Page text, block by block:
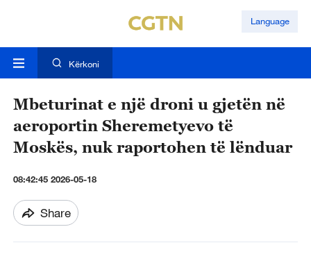
Language
Kërkoni
Mbeturinat e një droni u gjetën në
aeroportin Sheremetyevo të
Moskës, nuk raportohen të lënduar
08:42:45 2026-05-18
Share